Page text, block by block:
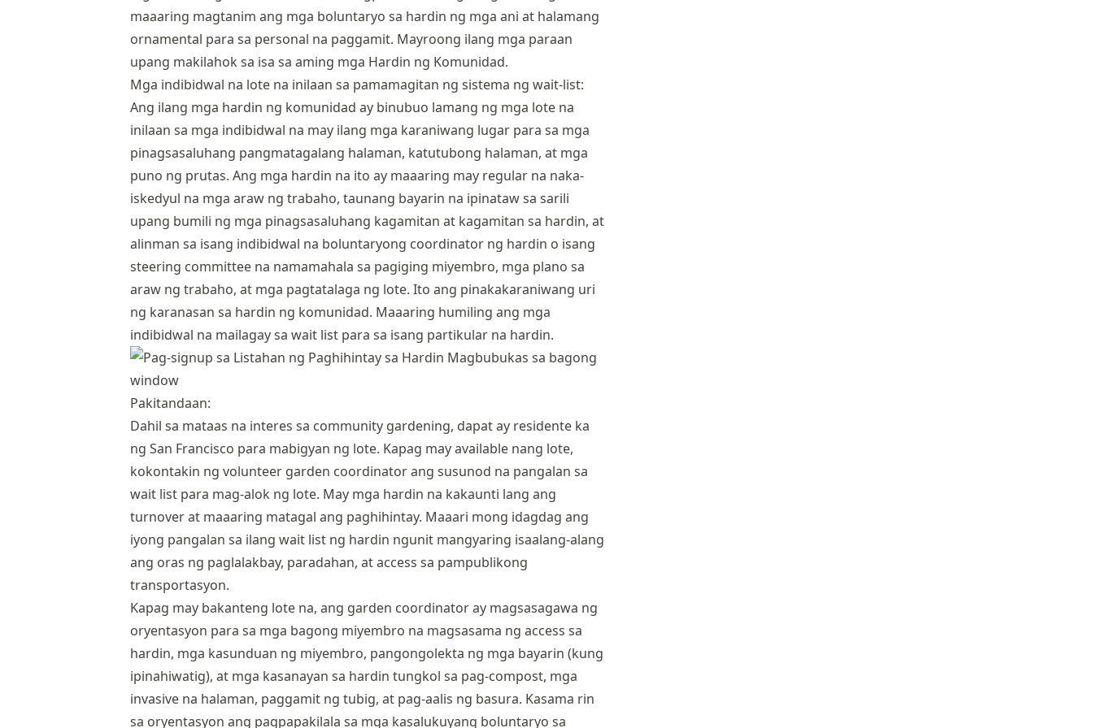
maaaring magtanim ang mga boluntaryo sa hardin ng mga ani at halamang
ornamental para sa personal na paggamit. Mayroong ilang mga paraan
upang makilahok sa isa sa aming mga Hardin ng Komunidad.
Mga indibidwal na lote na inilaan sa pamamagitan ng sistema ng wait-list:
Ang ilang mga hardin ng komunidad ay binubuo lamang ng mga lote na
inilaan sa mga indibidwal na may ilang mga karaniwang lugar para sa mga
pinagsasaluhang pangmatagalang halaman, katutubong halaman, at mga
puno ng prutas. Ang mga hardin na ito ay maaaring may regular na naka-
iskedyul na mga araw ng trabaho, taunang bayarin na ipinataw sa sarili
upang bumili ng mga pinagsasaluhang kagamitan at kagamitan sa hardin, at
alinman sa isang indibidwal na boluntaryong coordinator ng hardin o isang
steering committee na namamahala sa pagiging miyembro, mga plano sa
araw ng trabaho, at mga pagtatalaga ng lote. Ito ang pinakakaraniwang uri
ng karanasan sa hardin ng komunidad. Maaaring humiling ang mga
indibidwal na mailagay sa wait list para sa isang partikular na hardin.
Pakitandaan:
Dahil sa mataas na interes sa community gardening, dapat ay residente ka
ng San Francisco para mabigyan ng lote. Kapag may available nang lote,
kokontakin ng volunteer garden coordinator ang susunod na pangalan sa
wait list para mag-alok ng lote. May mga hardin na kakaunti lang ang
turnover at maaaring matagal ang paghihintay. Maaari mong idagdag ang
iyong pangalan sa ilang wait list ng hardin ngunit mangyaring isaalang-alang
ang oras ng paglalakbay, paradahan, at access sa pampublikong
transportasyon.
Kapag may bakanteng lote na, ang garden coordinator ay magsasagawa ng
oryentasyon para sa mga bagong miyembro na magsasama ng access sa
hardin, mga kasunduan ng miyembro, pangongolekta ng mga bayarin (kung
ipinahiwatig), at mga kasanayan sa hardin tungkol sa pag-compost, mga
invasive na halaman, paggamit ng tubig, at pag-aalis ng basura. Kasama rin
sa oryentasyon ang pagpapakilala sa mga kasalukuyang boluntaryo sa